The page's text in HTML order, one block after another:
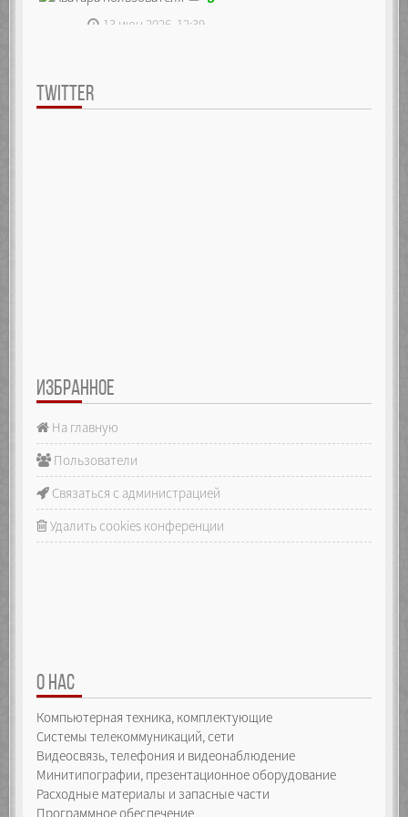
13 июн 2026, 12:39
TWITTER
ИЗБРАННОЕ
На главную
Пользователи
Связаться с администрацией
Удалить cookies конференции
О НАС
Компьютерная техника, комплектующие
Системы телекоммуникаций, сети
Видеосвязь, телефония и видеонаблюдение
Минитипографии, презентационное оборудование
Расходные материалы и запасные части
Программное обеспечение